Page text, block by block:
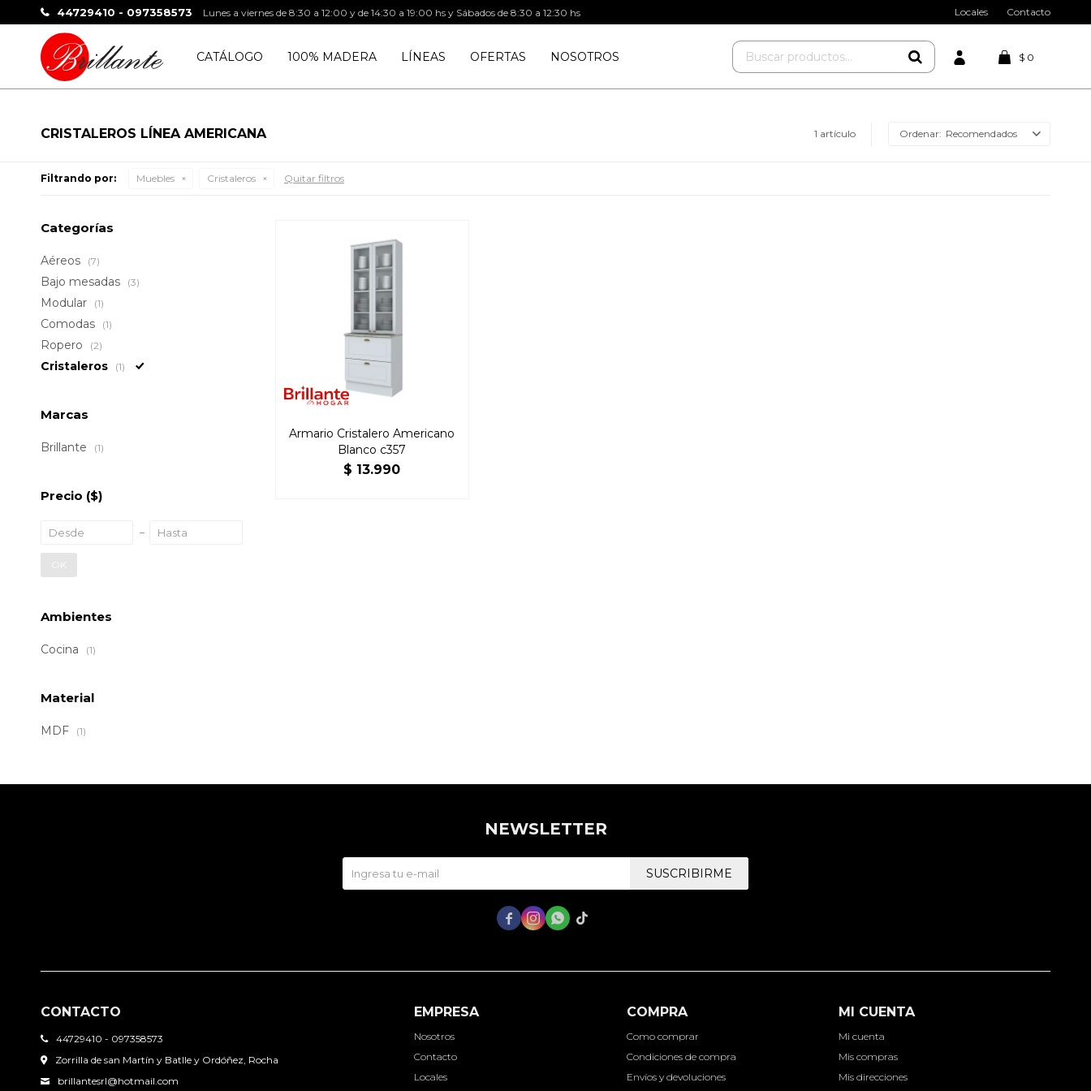
CATÁLOGO 100% MADERA LÍNEAS OFERTAS NOSOTROS $ 0
44729410 - 097358573 Lunes a viernes de 8:30 a 12:00 y de 14:30 a 19:00 hs y Sábados de 8:30 a 12:30 hs Locales Contacto
CRISTALEROS LÍNEA AMERICANA 1 artículo Recomendados
Filtrando por: Muebles Cristaleros Quitar filtros
Armario Cristalero Americano
Blanco c357
$ 13.990
Categorías
Aéreos (7)
Bajo mesadas (3)
Modular (1)
Comodas (1)
Ropero (2)
Cristaleros (1)
Marcas
Brillante (1)
Precio ($)
OK
Ambientes
Cocina (1)
Material
MDF (1)
CONTACTO
44729410 - 097358573
Zorrilla de san Martín y Batlle y Ordóñez, Rocha
brillantesrl@hotmail.com
EMPRESA
Nosotros
Contacto
Locales
COMPRA
Como comprar
Condiciones de compra
Envíos y devoluciones
MI CUENTA
Mi cuenta
Mis compras
Mis direcciones
NEWSLETTER
SUSCRIBIRME
   